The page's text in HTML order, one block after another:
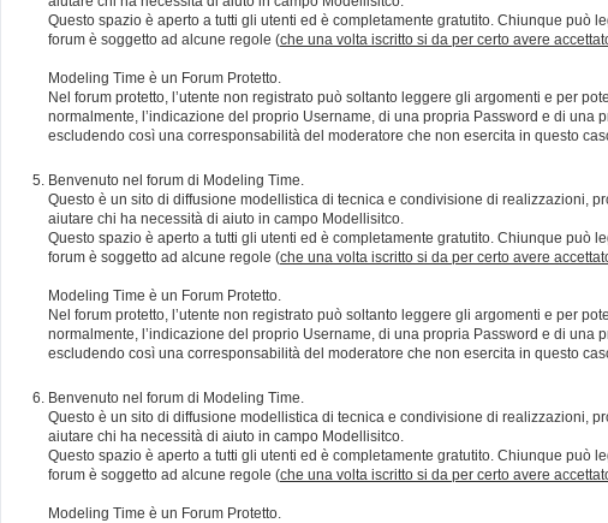
Questo spazio è aperto a tutti gli utenti ed è completamente gratutito. Chiunque può
forum è soggetto ad alcune regole (che una volta iscritto si da per certo avere
Modeling Time è un Forum Protetto.
Nel forum protetto, l’utente non registrato può soltanto leggere gli argomenti e per
normalmente, l’indicazione del proprio Username, di una propria Password e di
escludendo così una corresponsabilità del moderatore che non esercita in questo
Benvenuto nel forum di Modeling Time.
Questo è un sito di diffusione modellistica di tecnica e condivisione di realizzazioni,
aiutare chi ha necessità di aiuto in campo Modellisitco.
Questo spazio è aperto a tutti gli utenti ed è completamente gratutito. Chiunque può
forum è soggetto ad alcune regole (che una volta iscritto si da per certo avere
Modeling Time è un Forum Protetto.
Nel forum protetto, l’utente non registrato può soltanto leggere gli argomenti e per
normalmente, l’indicazione del proprio Username, di una propria Password e di
escludendo così una corresponsabilità del moderatore che non esercita in questo
Benvenuto nel forum di Modeling Time.
Questo è un sito di diffusione modellistica di tecnica e condivisione di realizzazioni,
aiutare chi ha necessità di aiuto in campo Modellisitco.
Questo spazio è aperto a tutti gli utenti ed è completamente gratutito. Chiunque può
forum è soggetto ad alcune regole (che una volta iscritto si da per certo avere
Modeling Time è un Forum Protetto.